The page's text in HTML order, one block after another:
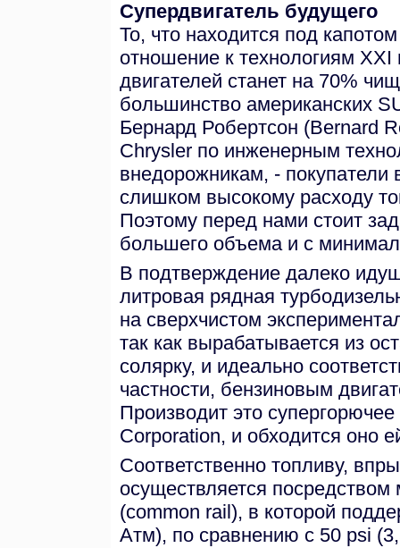
Супердвигатель будущего
То, что находится под
отношение к технологиям
двигателей станет на 70%
большинство американских
Бернард Робертсон (Bernard
Chrysler по инженерным
внедорожникам, -
слишком высокому расходу
Поэтому перед нами стоит
большего объема и с
В подтверждение далеко
литровая рядная
на сверхчистом
так как вырабатывается из
солярку, и идеально
частности, бензиновым
Производит это
Corporation, и обходится оно
Соответственно топливу,
осуществляется
(common rail), в которой
Атм), по сравнению с 50 psi